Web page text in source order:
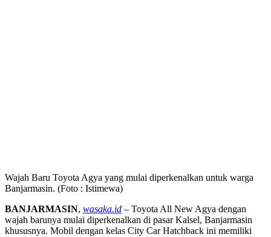
Wajah Baru Toyota Agya yang mulai diperkenalkan untuk warga
Banjarmasin. (Foto : Istimewa)
BANJARMASIN, wasaka.id – Toyota All New Agya dengan
wajah barunya mulai diperkenalkan di pasar Kalsel, Banjarmasin
khususnya. Mobil dengan kelas City Car Hatchback ini memiliki